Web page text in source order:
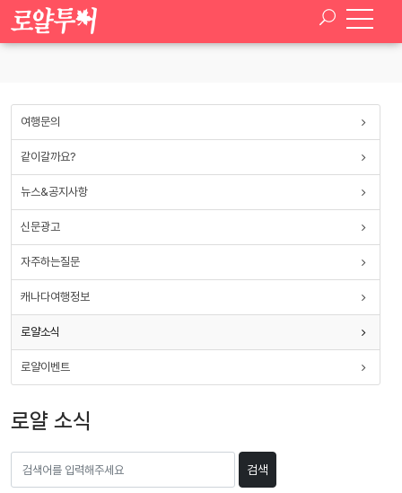
SELECT * FROM paran_board_setup WHERE board_type
='royal_news'
여행문의
같이갈까요?
뉴스&공지사항
신문광고
자주하는질문
캐나다여행정보
로얄소식
로얄이벤트
로얄 소식
검색